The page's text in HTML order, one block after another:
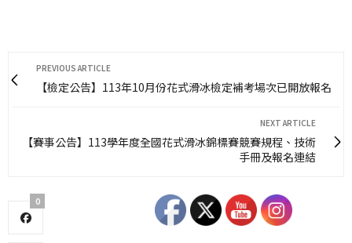
PREVIOUS ARTICLE
【檢定公告】113年10月份花式滑冰檢定補考場次已開放報名
NEXT ARTICLE
【賽事公告】113學年度全國花式滑冰錦標賽競賽規程、技術
手冊及報名連結
0